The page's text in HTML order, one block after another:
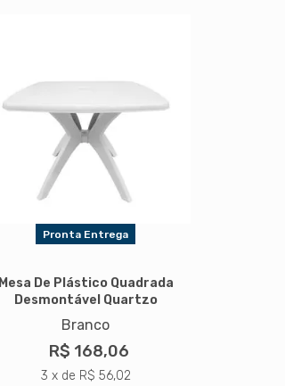
Pronta Entrega
Mesa De Plástico Quadrada
Desmontável Quartzo
Branco
R$ 168,06
3 x de R$ 56,02